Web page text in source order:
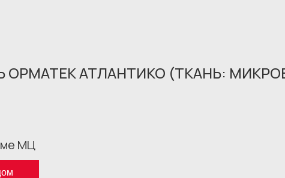
ОРМАТЕК АТЛАНТИКО (ТКАНЬ:
МЦ